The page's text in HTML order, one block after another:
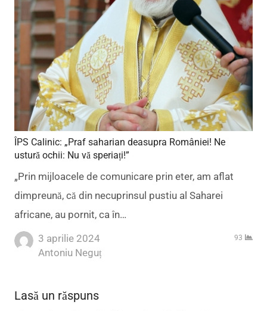
ÎPS Calinic: „Praf saharian deasupra României! Ne
ustură ochii: Nu vă speriați!”
„Prin mijloacele de comunicare prin eter, am aflat
dimpreună, că din necuprinsul pustiu al Saharei
africane, au pornit, ca în…
3 aprilie 2024
Author
Antoniu Neguț
93
Lasă un răspuns